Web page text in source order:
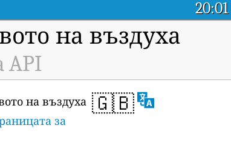
20:01
на въздуха
API
🇬🇧
на въздуха
за